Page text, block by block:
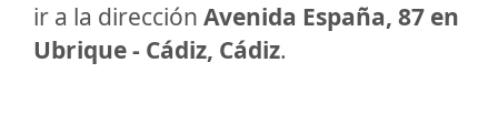
ir a la dirección Avenida España, 87 en
Ubrique - Cádiz, Cádiz.